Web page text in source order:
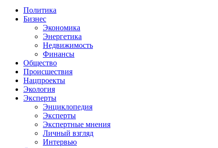
Политика
Бизнес
Экономика
Энергетика
Недвижимость
Финансы
Общество
Происшествия
Нацпроекты
Экология
Эксперты
Энциклопедия
Эксперты
Экспертные мнения
Личный взгляд
Интервью